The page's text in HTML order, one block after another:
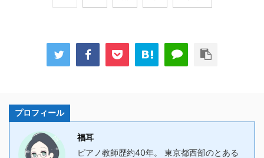
プロフィール
福耳
ピアノ教師歴約40年。 東京都西部のとある